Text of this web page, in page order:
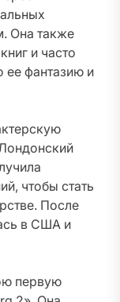
Она также
и часто
ее фантазию и
чтобы стать
После
в США и
первую